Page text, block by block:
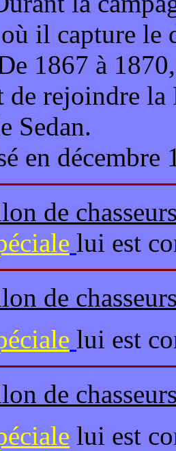
il capture le
1867 à
de rejoindre
Sedan.
en décembre
de
lui est
de
lui est
de
lui est